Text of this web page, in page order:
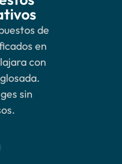
de
en
con
sin